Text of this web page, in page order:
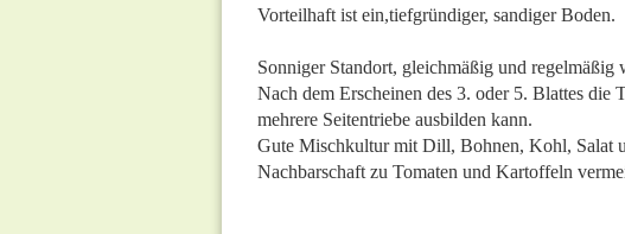
Vorteilhaft ist ein,tiefgründiger, sandiger Boden.
Sonniger Standort, gleichmäßig und regelmäßig
Nach dem Erscheinen des 3. oder 5. Blattes die
mehrere Seitentriebe ausbilden kann.
Gute Mischkultur mit Dill, Bohnen, Kohl, Salat
Nachbarschaft zu Tomaten und Kartoffeln